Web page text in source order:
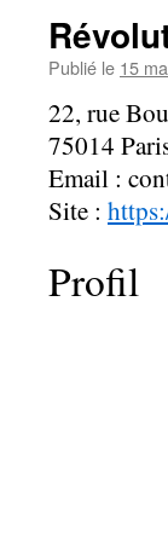
Publié le 15
22, rue
75014
Email :
Site :
Profil